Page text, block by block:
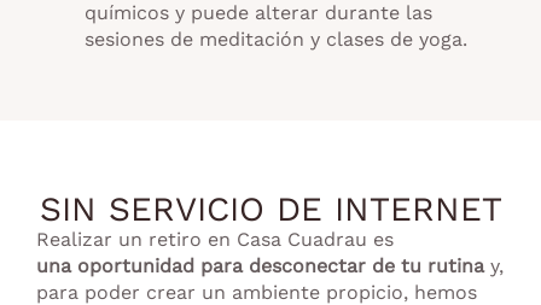
químicos y puede alterar durante las
sesiones de meditación y clases de yoga.
SIN SERVICIO DE INTERNET
Realizar un retiro en Casa Cuadrau es
una oportunidad para desconectar de tu rutina y,
para poder crear un ambiente propicio, hemos